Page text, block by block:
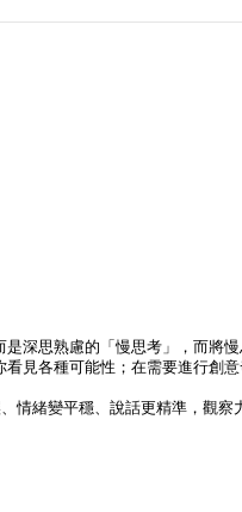
深思熟慮的「慢思考」，而將
見各種可能性；在需要進行創
緒變平穩、說話更精準，觀